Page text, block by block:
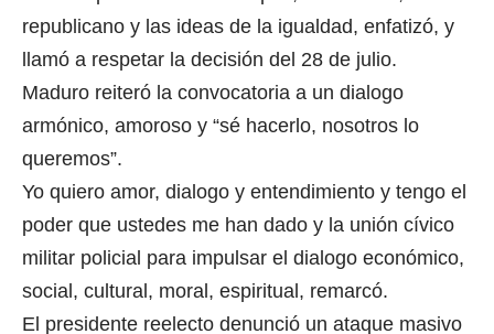
republicano y las ideas de la igualdad, enfatizó, y
llamó a respetar la decisión del 28 de julio.
Maduro reiteró la convocatoria a un dialogo
armónico, amoroso y “sé hacerlo, nosotros lo
queremos”.
Yo quiero amor, dialogo y entendimiento y tengo el
poder que ustedes me han dado y la unión cívico
militar policial para impulsar el dialogo económico,
social, cultural, moral, espiritual, remarcó.
El presidente reelecto denunció un ataque masivo